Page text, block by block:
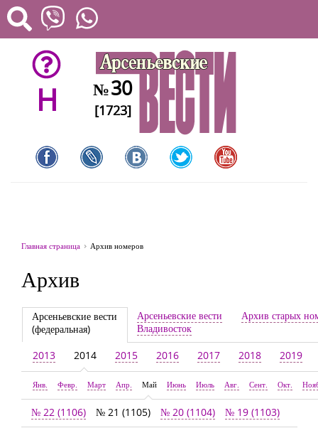
H №30
[1723]
Главная страница Архив номеров
Архив
Арсеньевские вести
(федеральная)
Арсеньевские вести
Владивосток
Архив старых
2013 2014 2015 2016 2017 2018 2019
Янв. Февр. Март Апр. Май Июнь Июль Авг. Сент. Окт.
№ 22 (1106) № 21 (1105) № 20 (1104) № 19 (1103)